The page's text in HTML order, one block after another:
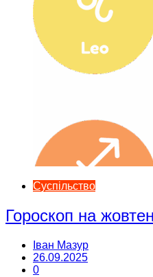
Суспільство
Гороскоп на
Іван Мазур
26.09.2025
0